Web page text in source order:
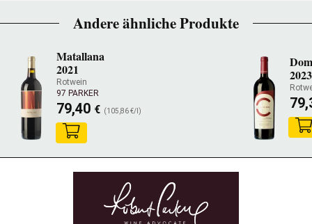
Andere ähnliche Produkte
Matallana
2021
Rotwein
97 PARKER
79,40 € (105,86 €/l)
2023